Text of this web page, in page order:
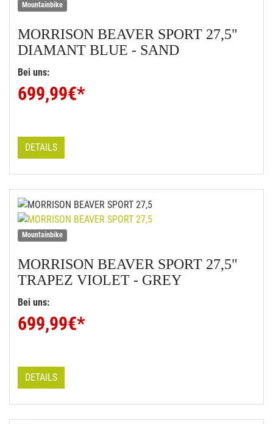
Mountainbike
MORRISON BEAVER SPORT 27,5"
DIAMANT BLUE - SAND
Bei uns:
699,99€*
DETAILS
Mountainbike
MORRISON BEAVER SPORT 27,5"
TRAPEZ VIOLET - GREY
Bei uns:
699,99€*
DETAILS